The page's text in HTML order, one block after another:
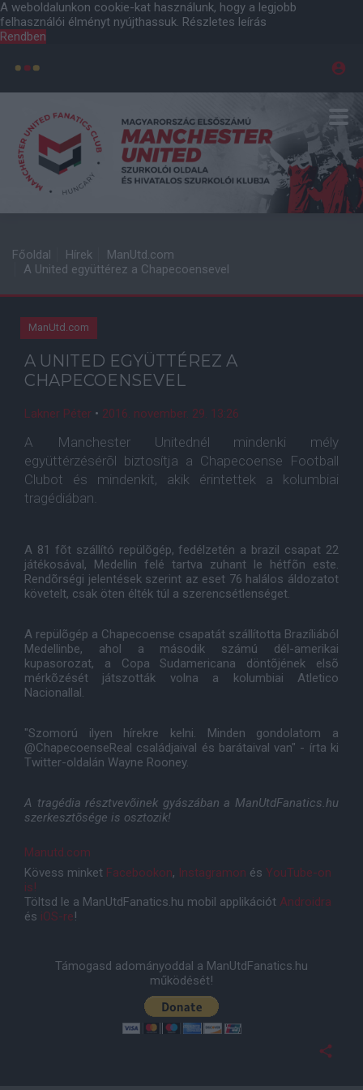
A weboldalunkon cookie-kat használunk, hogy a legjobb
felhasználói élményt nyújthassuk. Részletes leírás
Rendben
Főoldal Hírek
ManUtd.com
A United együttérez a Chapecoensevel
ManUtd.com
A UNITED EGYÜTTÉREZ A
CHAPECOENSEVEL
Lakner Péter • 2016. november. 29. 13:26
A Manchester Unitednél mindenki mély
együttérzésérõl biztosítja a Chapecoense Football
Clubot és mindenkit, akik érintettek a kolumbiai
tragédiában.
A 81 fõt szállító repülõgép, fedélzetén a brazil csapat 22
játékosával, Medellin felé tartva zuhant le hétfõn este.
Rendõrségi jelentések szerint az eset 76 halálos áldozatot
követelt, csak öten élték túl a szerencsétlenséget.
A repülõgép a Chapecoense csapatát szállította Brazíliából
Medellinbe, ahol a második számú dél-amerikai
kupasorozat, a Copa Sudamericana döntõjének elsõ
mérkõzését játszották volna a kolumbiai Atletico
Nacionallal.
"Szomorú ilyen hírekre kelni. Minden gondolatom a
@ChapecoenseReal családjaival és barátaival van" - írta ki
Twitter-oldalán Wayne Rooney.
A tragédia résztvevõinek gyászában a ManUtdFanatics.hu
szerkesztõsége is osztozik!
Manutd.com
Kövess minket Facebookon, Instagramon és YouTube-on
is!
Töltsd le a ManUtdFanatics.hu mobil applikációt Androidra
és iOS-re!
Támogasd adományoddal a ManUtdFanatics.hu
működését!